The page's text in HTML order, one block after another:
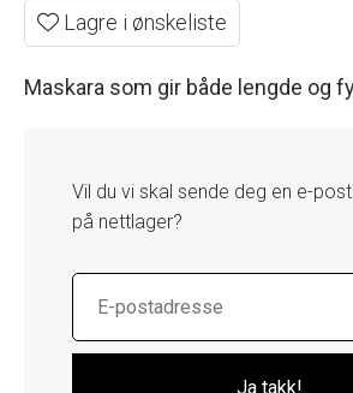
Lagre i ønskeliste
Maskara som gir både lengde og
Vil du vi skal sende deg en e-
på nettlager?